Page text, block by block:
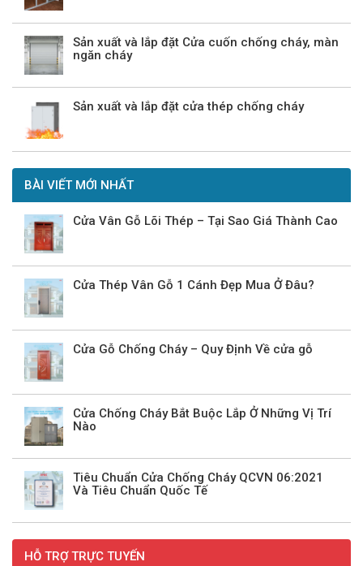
Sản xuất và lắp đặt Cửa cuốn chống cháy, màn
ngăn cháy
Sản xuất và lắp đặt cửa thép chống cháy
BÀI VIẾT MỚI NHẤT
Cửa Vân Gỗ Lõi Thép – Tại Sao Giá Thành Cao
Cửa Thép Vân Gỗ 1 Cánh Đẹp Mua Ở Đâu?
Cửa Gỗ Chống Cháy – Quy Định Về cửa gỗ
Cửa Chống Cháy Bắt Buộc Lắp Ở Những Vị Trí
Nào
Tiêu Chuẩn Cửa Chống Cháy QCVN 06:2021
Và Tiêu Chuẩn Quốc Tế
HỖ TRỢ TRỰC TUYẾN